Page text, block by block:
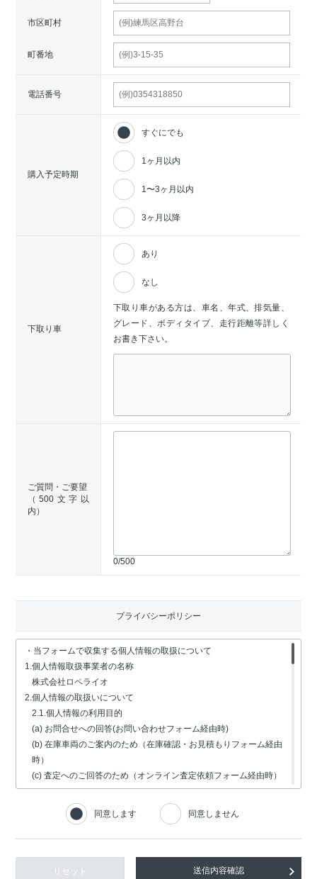
市区町村
町番地
電話番号
購入予定時期
すぐにでも
1ヶ月以内
1〜3ヶ月以内
3ヶ月以降
下取り車
あり
なし
下取り車がある方は、車名、年式、排気量、
グレード、ボディタイプ、走行距離等詳しく
お書き下さい。
ご質問・ご要望
（500文字以
内）
0/500
プライバシーポリシー
・当フォームで収集する個人情報の取扱について
1.個人情報取扱事業者の名称
株式会社ロペライオ
2.個人情報の取扱いについて
2.1.個人情報の利用目的
(a) お問合せへの回答(お問い合わせフォーム経由時)
(b) 在庫車両のご案内のため（在庫確認・お見積もりフォーム経由
時）
(c) 査定へのご回答のため（オンライン査定依頼フォーム経由時）
(d) 車検・修理関連の回答のため（車検・修理の受付フォーム経由
(e) 採用選考業務（採用情報フォーム経由時）
2.2.個人情報の取扱いの委託
情報の安全管理が図られるよう、充分な保護水準を備えている委託
同意します 同意しません
リセット